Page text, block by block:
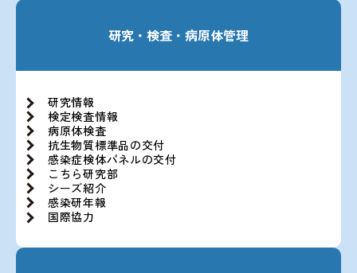
研究・検査・病原体管理
研究情報
検定検査情報
病原体検査
抗生物質標準品の交付
感染症検体パネルの交付
こちら研究部
シーズ紹介
感染研年報
国際協力